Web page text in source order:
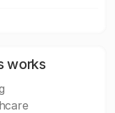
works